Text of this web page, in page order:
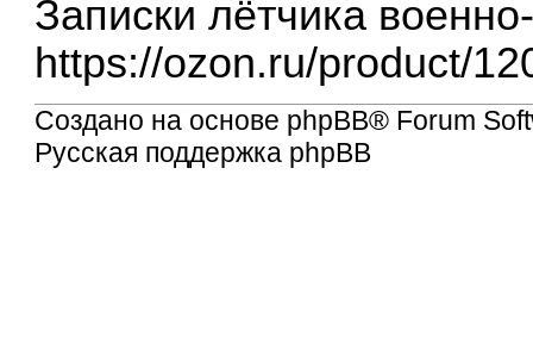
Записки лётчика
https://ozon.ru/product/
Создано на основе phpBB® Forum
Русская поддержка phpBB